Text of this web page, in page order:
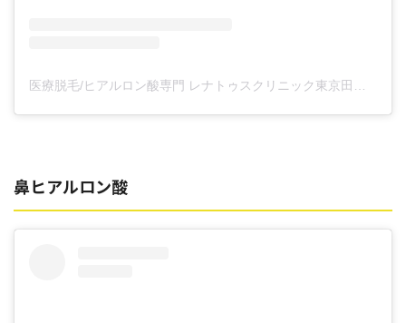
医療脱毛/ヒアルロン酸専門 レナトゥスクリニック東京田町院 東山麻伊子(@dr.higashiyama)がシェアした投稿
鼻ヒアルロン酸